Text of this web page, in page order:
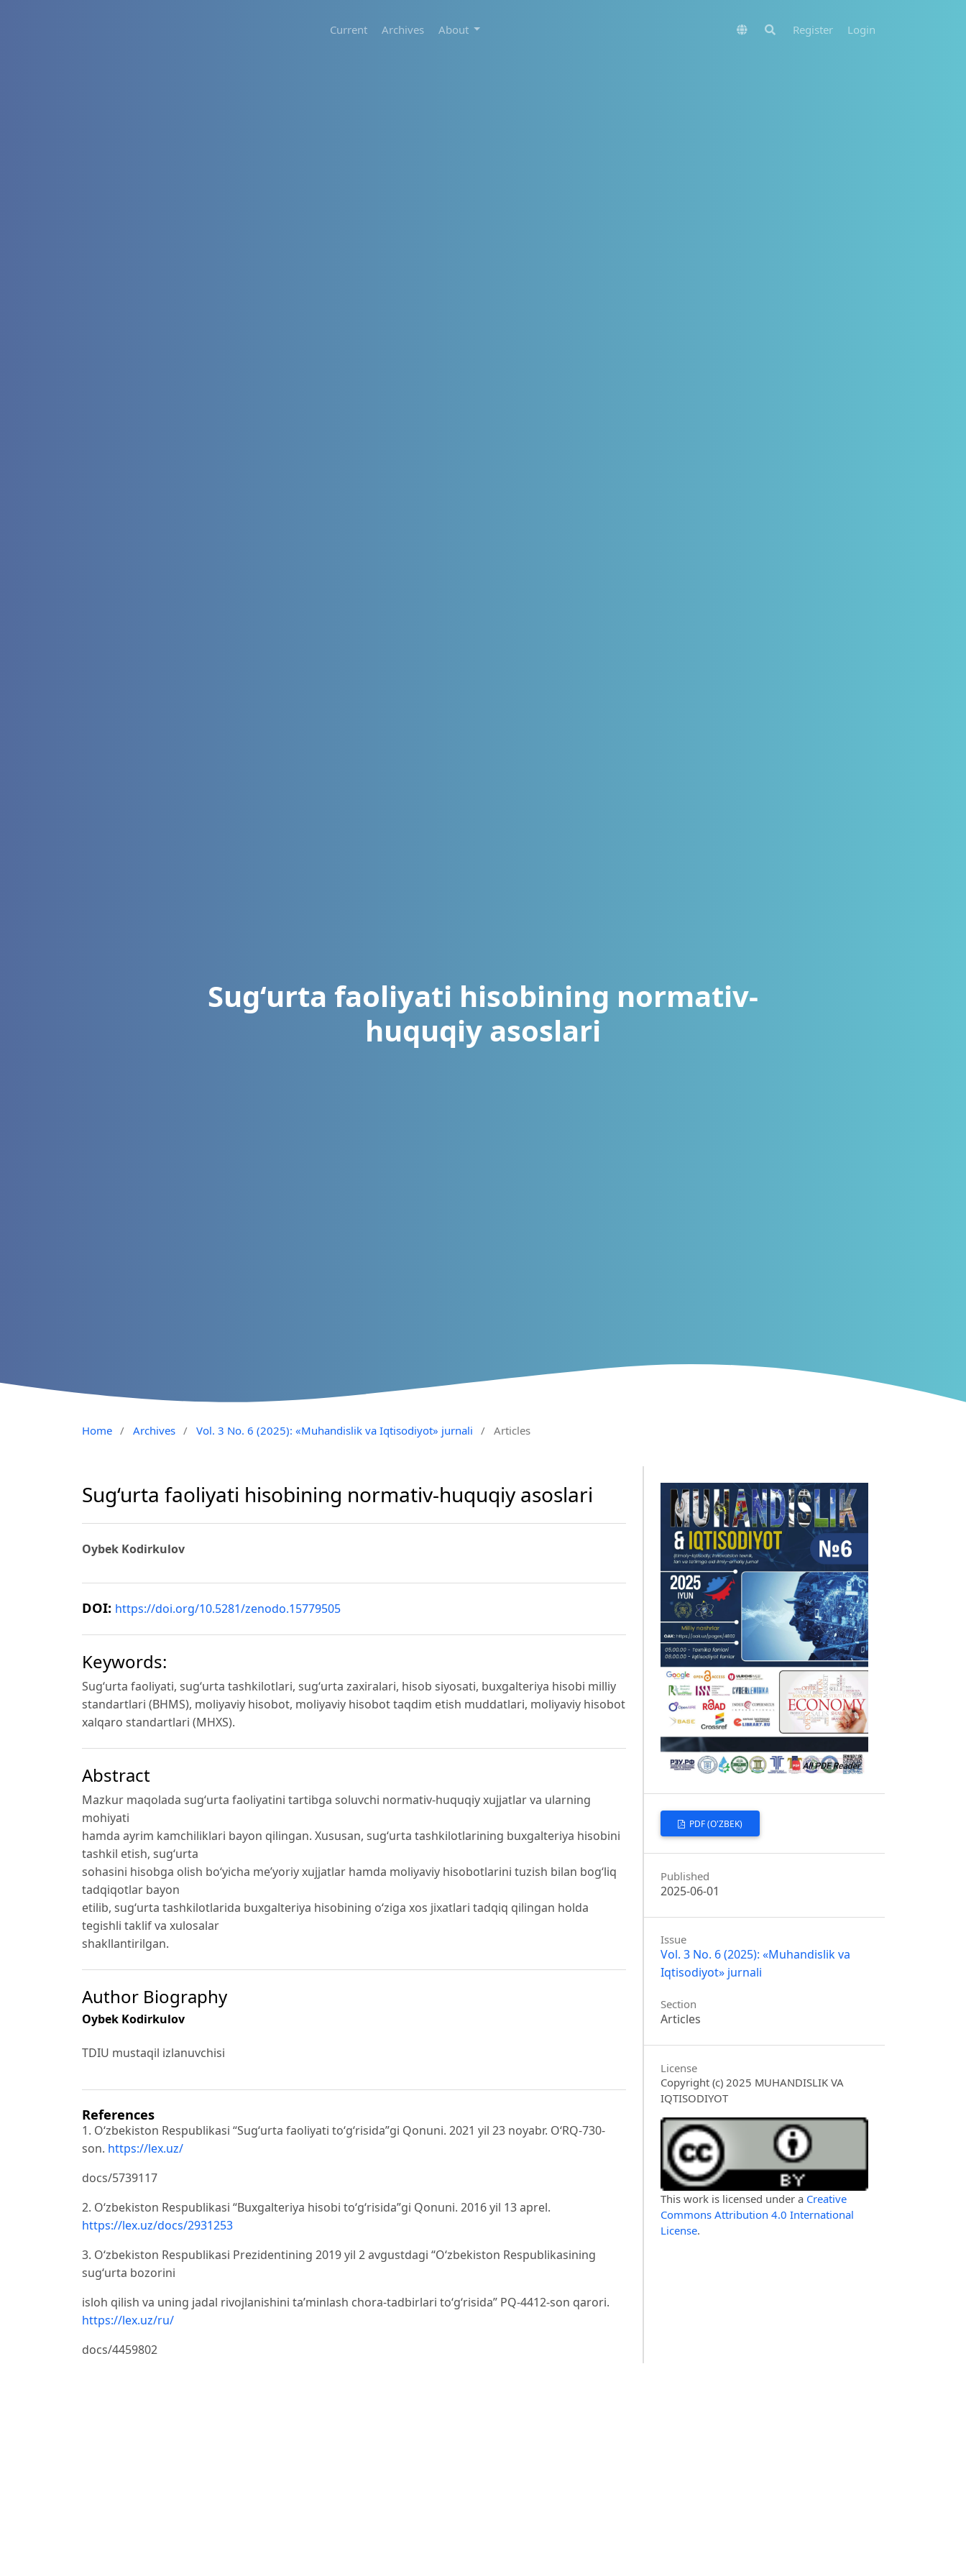
Current Archives About Register Login
Sug‘urta faoliyati hisobining normativ-
huquqiy asoslari
Home / Archives / Vol. 3 No. 6 (2025): «Muhandislik va Iqtisodiyot» jurnali / Articles
Sug‘urta faoliyati hisobining normativ-huquqiy asoslari
Oybek Kodirkulov
DOI: https://doi.org/10.5281/zenodo.15779505
Keywords:
Sug‘urta faoliyati, sug‘urta tashkilotlari, sug‘urta zaxiralari, hisob siyosati, buxgalteriya hisobi milliy
standartlari (BHMS), moliyaviy hisobot, moliyaviy hisobot taqdim etish muddatlari, moliyaviy hisobot
xalqaro standartlari (MHXS).
Abstract
Mazkur maqolada sug‘urta faoliyatini tartibga soluvchi normativ-huquqiy xujjatlar va ularning
mohiyati
hamda ayrim kamchiliklari bayon qilingan. Xususan, sug‘urta tashkilotlarining buxgalteriya hisobini
tashkil etish, sug‘urta
sohasini hisobga olish bo‘yicha me’yoriy xujjatlar hamda moliyaviy hisobotlarini tuzish bilan bog‘liq
tadqiqotlar bayon
etilib, sug‘urta tashkilotlarida buxgalteriya hisobining o‘ziga xos jixatlari tadqiq qilingan holda
tegishli taklif va xulosalar
shakllantirilgan.
Author Biography
Oybek Kodirkulov
TDIU mustaqil izlanuvchisi
References
1. O‘zbekiston Respublikasi “Sug‘urta faoliyati to‘g‘risida”gi Qonuni. 2021 yil 23 noyabr. O‘RQ-730-
son. https://lex.uz/
docs/5739117
2. O‘zbekiston Respublikasi “Buxgalteriya hisobi to‘g‘risida”gi Qonuni. 2016 yil 13 aprel.
https://lex.uz/docs/2931253
3. O‘zbekiston Respublikasi Prezidentining 2019 yil 2 avgustdagi “O‘zbekiston Respublikasining
sug‘urta bozorini
isloh qilish va uning jadal rivojlanishini ta’minlash chora-tadbirlari to‘g‘risida” PQ-4412-son qarori.
https://lex.uz/ru/
docs/4459802
PDF (O'ZBEK)
Published
2025-06-01
Issue
Vol. 3 No. 6 (2025): «Muhandislik va
Iqtisodiyot» jurnali
Section
Articles
License
Copyright (c) 2025 MUHANDISLIK VA
IQTISODIYOT
This work is licensed under a Creative
Commons Attribution 4.0 International
License.